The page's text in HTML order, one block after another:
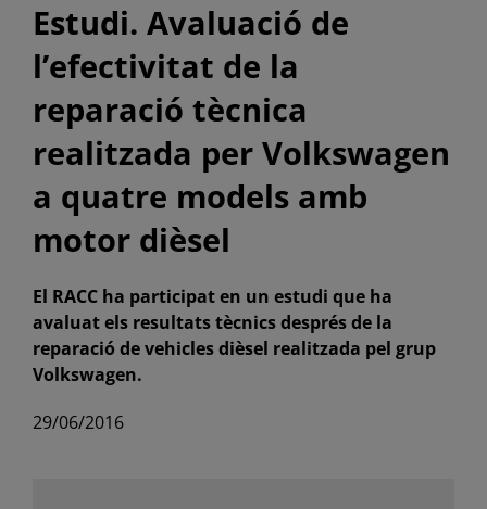
Estudi. Avaluació de
l’efectivitat de la
reparació tècnica
realitzada per Volkswagen
a quatre models amb
motor dièsel
El RACC ha participat en un estudi que ha
avaluat els resultats tècnics després de la
reparació de vehicles dièsel realitzada pel grup
Volkswagen.
29/06/2016